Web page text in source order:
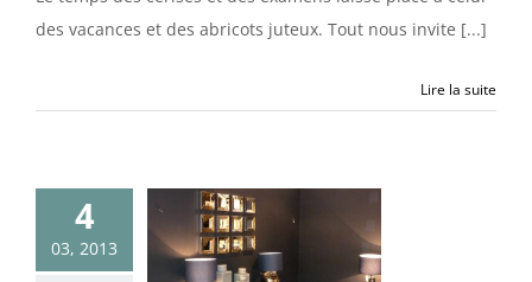
des vacances et des abricots juteux. Tout nous invite [...]
Lire la suite
4
03, 2013
profond